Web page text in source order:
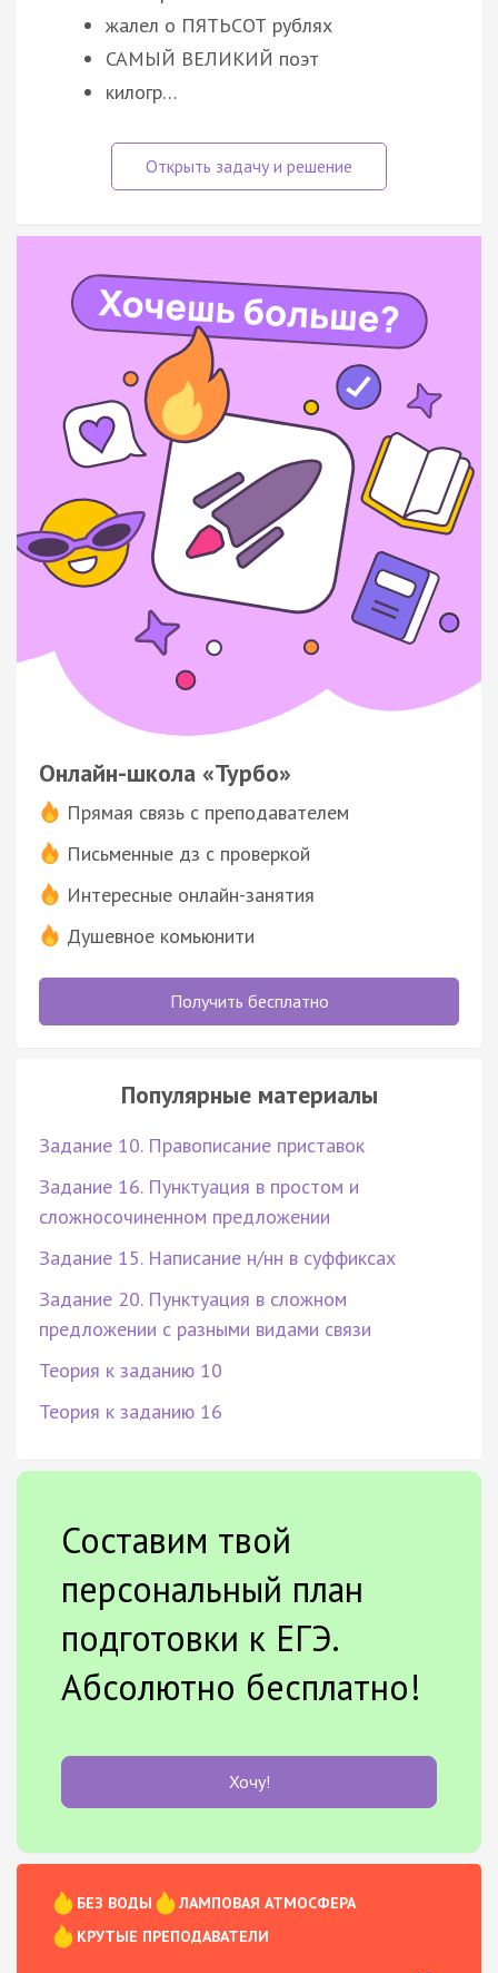
жалел о ПЯТЬСОТ рублях
САМЫЙ ВЕЛИКИЙ поэт
килогр…
Онлайн-школа «Турбо»
Прямая связь с преподавателем
Письменные дз с проверкой
Интересные онлайн-занятия
Душевное комьюнити
Получить бесплатно
Популярные материалы
Задание 10. Правописание приставок
Задание 16. Пунктуация в простом и
сложносочиненном предложении
Задание 15. Написание н/нн в суффиксах
Задание 20. Пунктуация в сложном
предложении с разными видами связи
Теория к заданию 10
Теория к заданию 16
Составим твой
персональный план
подготовки к ЕГЭ.
Абсолютно бесплатно!
Хочу!
БЕЗ ВОДЫ
ЛАМПОВАЯ АТМОСФЕРА
КРУТЫЕ ПРЕПОДАВАТЕЛИ